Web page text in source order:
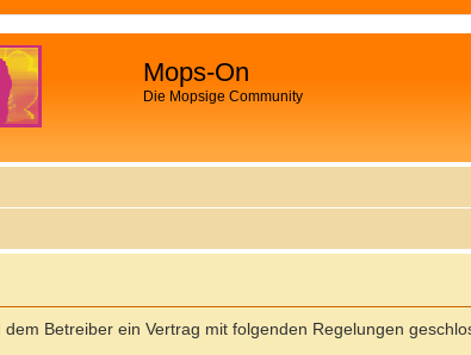
Mops-On
Die Mopsige Community
Betreiber ein Vertrag mit folgenden Regelungen